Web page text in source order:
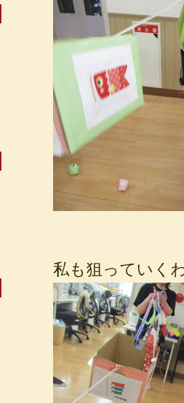
私も狙っていく